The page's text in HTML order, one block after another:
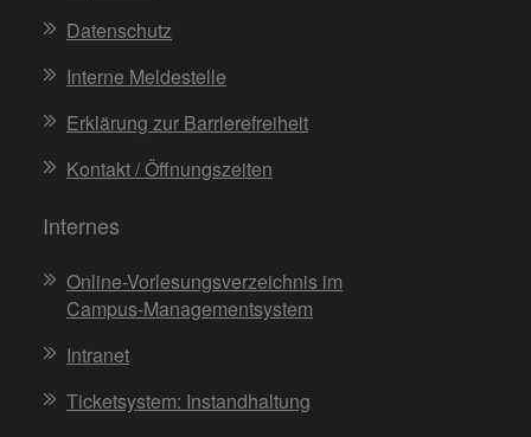
Datenschutz
Interne Meldestelle
Erklärung zur Barrierefreiheit
Kontakt / Öffnungszeiten
Internes
Online-Vorlesungsverzeichnis im
Campus-Managementsystem
Intranet
Ticketsystem: Instandhaltung